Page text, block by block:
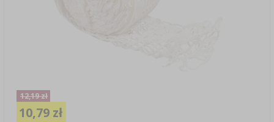
12,19 zł
10,79 zł